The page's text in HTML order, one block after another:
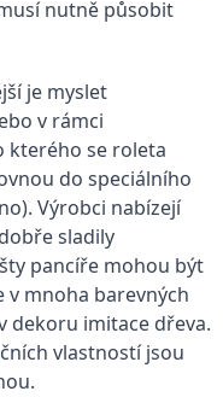
nutně působit
je myslet
v rámci
kterého se roleta
do speciálního
Výrobci nabízejí
sladily
pancíře mohou být
v mnoha barevných
dekoru imitace dřeva.
vlastností jsou